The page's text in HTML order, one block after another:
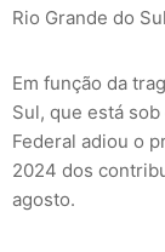
Rio Grande do Sul
Em função da
Sul, que está
Federal adiou o
2024 dos
agosto.